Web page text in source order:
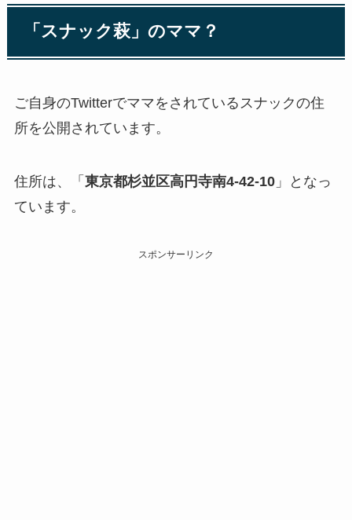
「スナック萩」のママ？
ご自身のTwitterでママをされているスナックの住
所を公開されています。
住所は、「 東京都杉並区高円寺南4-42-10」となっ
ています。
スポンサーリンク